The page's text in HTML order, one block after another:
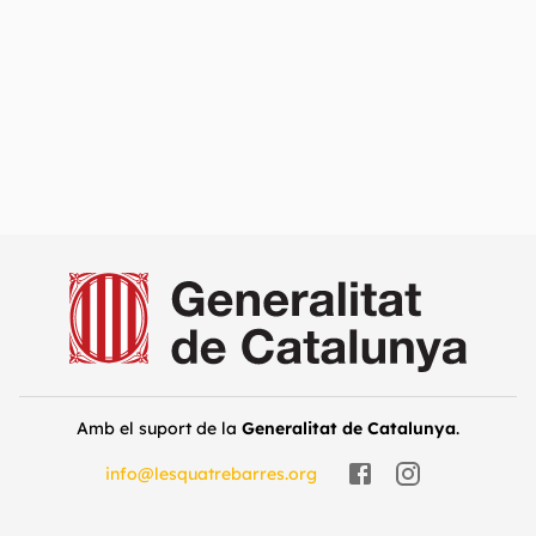
Amb el suport de la Generalitat de Catalunya.
info@lesquatrebarres.org